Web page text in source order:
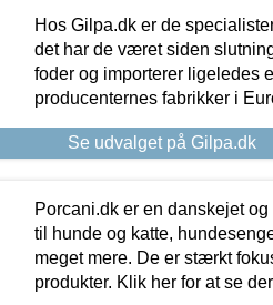
Hos Gilpa.dk er de
det har de været siden
foder og importerer ligeledes
producenternes fabrikker i
Se udvalget på Gilpa.dk
Porcani.dk er en danskejet
til hunde og katte,
meget mere. De er stærkt
produkter. Klik her for at se